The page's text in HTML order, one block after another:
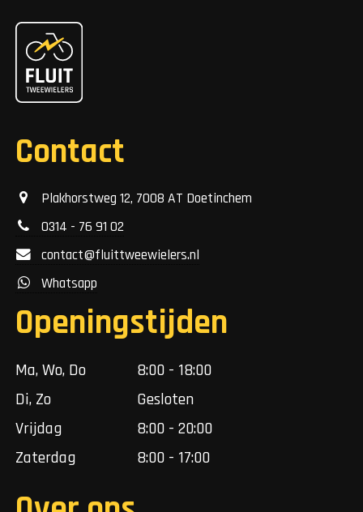
Contact
Plakhorstweg 12, 7008 AT Doetinchem
0314 - 76 91 02
contact@fluittweewielers.nl
Whatsapp
Openingstijden
Ma, Wo, Do
8:00 - 18:00
Di, Zo
Gesloten
Vrijdag
8:00 - 20:00
Zaterdag
8:00 - 17:00